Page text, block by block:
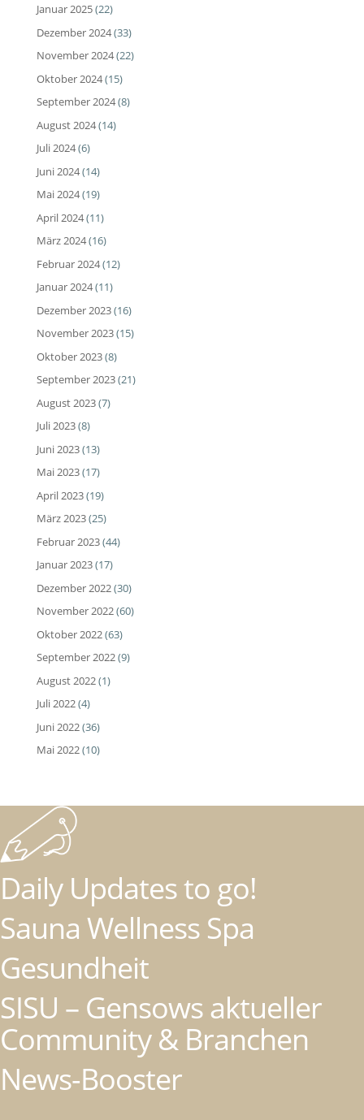
Januar 2025(22)
Dezember 2024(33)
November 2024(22)
Oktober 2024(15)
September 2024(8)
August 2024(14)
Juli 2024(6)
Juni 2024(14)
Mai 2024(19)
April 2024(11)
März 2024(16)
Februar 2024(12)
Januar 2024(11)
Dezember 2023(16)
November 2023(15)
Oktober 2023(8)
September 2023(21)
August 2023(7)
Juli 2023(8)
Juni 2023(13)
Mai 2023(17)
April 2023(19)
März 2023(25)
Februar 2023(44)
Januar 2023(17)
Dezember 2022(30)
November 2022(60)
Oktober 2022(63)
September 2022(9)
August 2022(1)
Juli 2022(4)
Juni 2022(36)
Mai 2022(10)
Daily Updates to go!
Sauna Wellness Spa
Gesundheit
SISU – Gensows aktueller
Community & Branchen
News-Booster